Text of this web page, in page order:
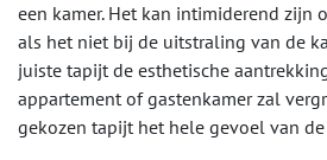
een kamer. Het kan intimiderend zijn
als het niet bij de uitstraling van de
juiste tapijt de esthetische
appartement of gastenkamer zal
gekozen tapijt het hele gevoel van